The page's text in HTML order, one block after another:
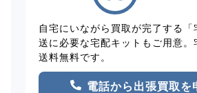
自宅にいながら買取が完了する「
送に必要な宅配キットもご用意。
送料無料です。
電話から出張買取を